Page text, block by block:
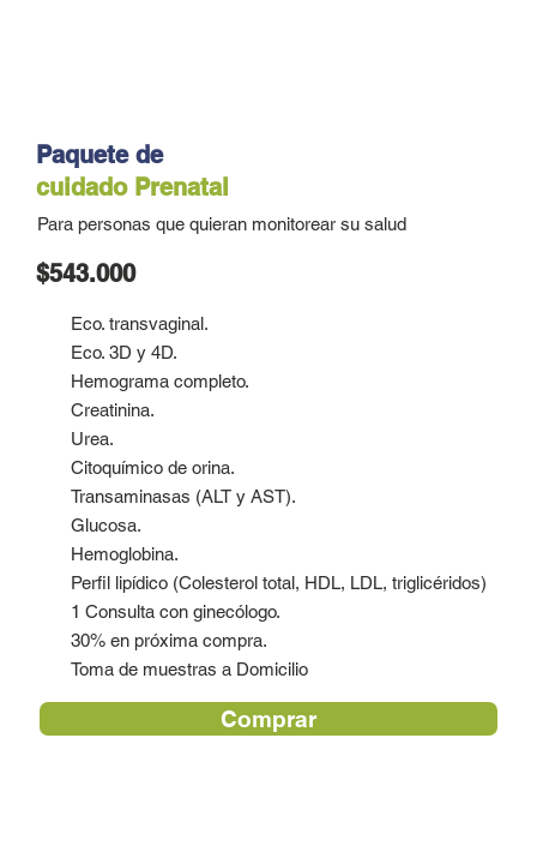
Paquete de
cuidado Prenatal
Para personas que quieran monitorear su salud
$543.000
Eco. transvaginal.
Eco. 3D y 4D.
Hemograma completo.
Creatinina.
Urea.
Citoquímico de orina.
Transaminasas (ALT y AST).
Glucosa.
Hemoglobina.
Perfil lipídico (Colesterol total, HDL, LDL, triglicéridos)
1 Consulta con ginecólogo.
30% en próxima compra.
Toma de muestras a Domicilio
Comprar